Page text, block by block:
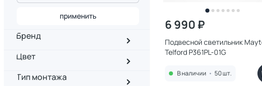
применить
Бренд
Цвет
Тип монтажа
6 990 ₽
Подвесной светильник
Telford P361PL-01G
В наличии • 50 шт.